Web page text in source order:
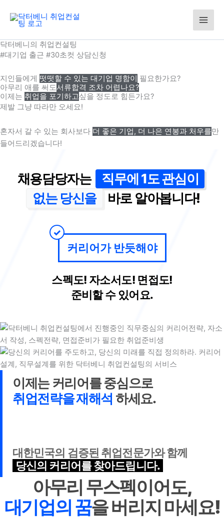
로
건
뛰
기
닥터베니의 취업컨설팅
#대기업 출근 #30초컷 상담신청
지인들에게 떳떳할 수 있는 대기업 명함이 필요한가요?
아무리 애를 써도서류합격 조차 어렵나요?
이제는 취업을 포기하고싶을 정도로 힘든가요?
제발 그냥 따라만 오세요!
혼자서 갈 수 있는 회사보다 더 좋은 기업, 더 나은 연봉과 처우를만
들어드리겠습니다!
채용담당자는
직무에 1도 관심이
없는 당신을
바로 알아봅니다!
커리어가 반듯해야
스펙도! 자소서도! 면접도!
준비할 수 있어요.
이제는 커리어를 중심으로
취업전략을 재해석 하세요.
대한민국의 검증된 취업전문가와 함께
당신의 커리어를 찾아드립니다.
아무리 무스펙이어도,
대기업의 꿈을 버리지 마세요!